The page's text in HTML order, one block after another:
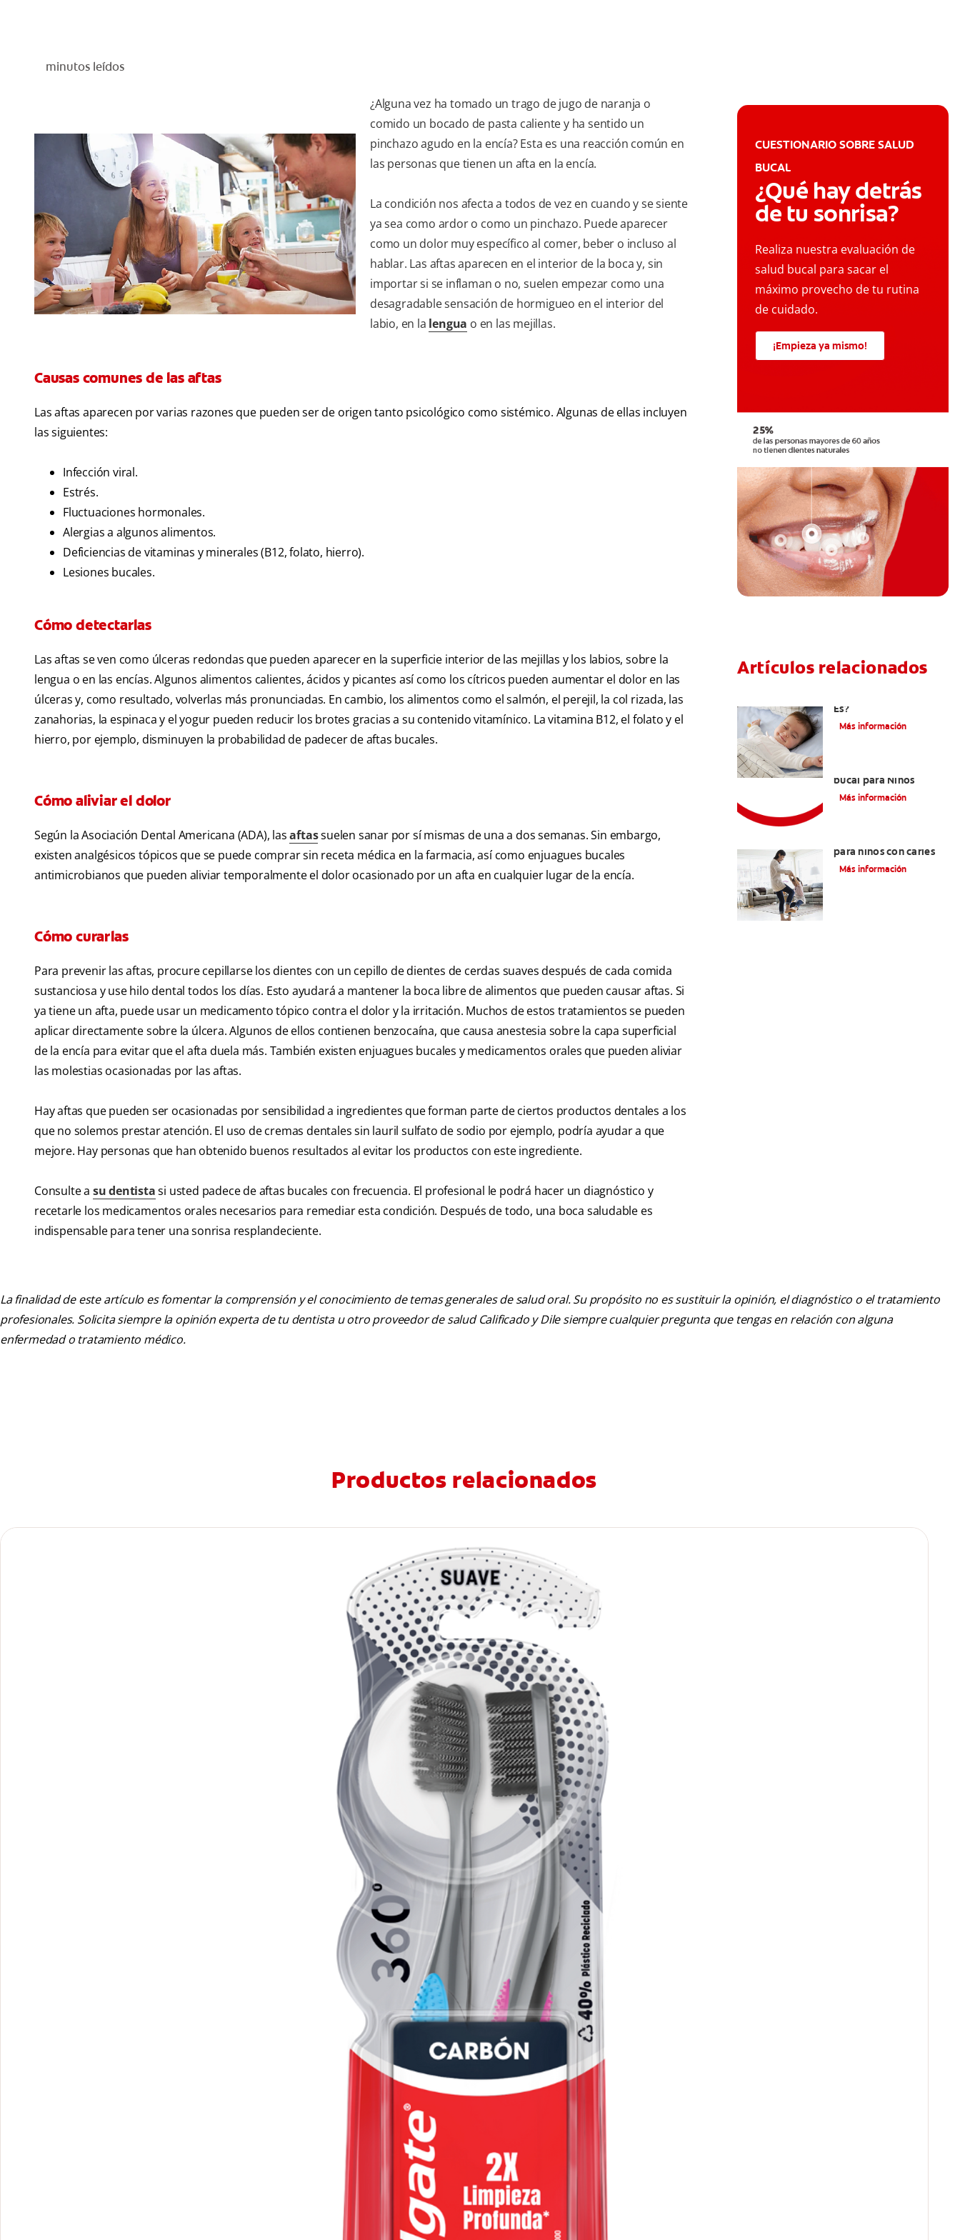
minutos leídos
¿Alguna vez ha tomado un trago de jugo de naranja o
comido un bocado de pasta caliente y ha sentido un
pinchazo agudo en la encía? Esta es una reacción común en
las personas que tienen un afta en la encía.
La condición nos afecta a todos de vez en cuando y se siente
ya sea como ardor o como un pinchazo. Puede aparecer
como un dolor muy específico al comer, beber o incluso al
hablar. Las aftas aparecen en el interior de la boca y, sin
importar si se inflaman o no, suelen empezar como una
desagradable sensación de hormigueo en el interior del
labio, en la lengua o en las mejillas.
Causas comunes de las aftas
Las aftas aparecen por varias razones que pueden ser de origen tanto psicológico como sistémico. Algunas de ellas incluyen
las siguientes:
Infección viral.
Estrés.
Fluctuaciones hormonales.
Alergias a algunos alimentos.
Deficiencias de vitaminas y minerales (B12, folato, hierro).
Lesiones bucales.
Cómo detectarlas
Las aftas se ven como úlceras redondas que pueden aparecer en la superficie interior de las mejillas y los labios, sobre la
lengua o en las encías. Algunos alimentos calientes, ácidos y picantes así como los cítricos pueden aumentar el dolor en las
úlceras y, como resultado, volverlas más pronunciadas. En cambio, los alimentos como el salmón, el perejil, la col rizada, las
zanahorias, la espinaca y el yogur pueden reducir los brotes gracias a su contenido vitamínico. La vitamina B12, el folato y el
hierro, por ejemplo, disminuyen la probabilidad de padecer de aftas bucales.
Cómo aliviar el dolor
Según la Asociación Dental Americana (ADA), lasaftassuelen sanar por sí mismas de una a dos semanas. Sin embargo,
existen analgésicos tópicos que se puede comprar sin receta médica en la farmacia, así como enjuagues bucales
antimicrobianos que pueden aliviar temporalmente el dolor ocasionado por un afta en cualquier lugar de la encía.
Cómo curarlas
Para prevenir las aftas, procure cepillarse los dientes con un cepillo de dientes de cerdas suaves después de cada comida
sustanciosa y use hilo dental todos los días. Esto ayudará a mantener la boca libre de alimentos que pueden causar aftas. Si
ya tiene un afta, puede usar un medicamento tópico contra el dolor y la irritación. Muchos de estos tratamientos se pueden
aplicar directamente sobre la úlcera. Algunos de ellos contienen benzocaína, que causa anestesia sobre la capa superficial
de la encía para evitar que el afta duela más. También existen enjuagues bucales y medicamentos orales que pueden aliviar
las molestias ocasionadas por las aftas.
Hay aftas que pueden ser ocasionadas por sensibilidad a ingredientes que forman parte de ciertos productos dentales a los
que no solemos prestar atención. El uso de cremas dentales sin lauril sulfato de sodio por ejemplo, podría ayudar a que
mejore. Hay personas que han obtenido buenos resultados al evitar los productos con este ingrediente.
Consulte a su dentistasi usted padece de aftas bucales con frecuencia. El profesional le podrá hacer un diagnóstico y
recetarle los medicamentos orales necesarios para remediar esta condición. Después de todo, una boca saludable es
indispensable para tener una sonrisa resplandeciente.
CUESTIONARIO SOBRE SALUD
BUCAL
¿Qué hay detrás
de tu sonrisa?
Realiza nuestra evaluación de
salud bucal para sacar el
máximo provecho de tu rutina
de cuidado.
¡Empieza ya mismo!
Artículos relacionados
Es?
Más información
bucal para Niños
Más información
para niños con caries
Más información
La finalidad de este artículo es fomentar la comprensión y el conocimiento de temas generales de salud oral. Su propósito no es sustituir la opinión, el diagnóstico o el tratamiento
profesionales. Solicita siempre la opinión experta de tu dentista u otro proveedor de salud Calificado y Dile siempre cualquier pregunta que tengas en relación con alguna
enfermedad o tratamiento médico.
Productos relacionados